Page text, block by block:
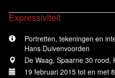
Expressiviteit
Portretten, tekeningen en
Hans Duivenvoorden
De Waag, Spaarne 30 rood,
19 februari 2015 tot en met